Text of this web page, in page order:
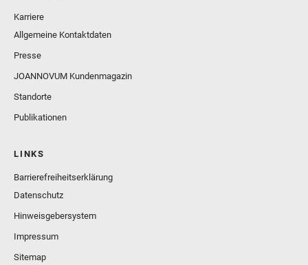
Karriere
Allgemeine Kontaktdaten
Presse
JOANNOVUM Kundenmagazin
Standorte
Publikationen
LINKS
Barrierefreiheitserklärung
Datenschutz
Hinweisgebersystem
Impressum
Sitemap